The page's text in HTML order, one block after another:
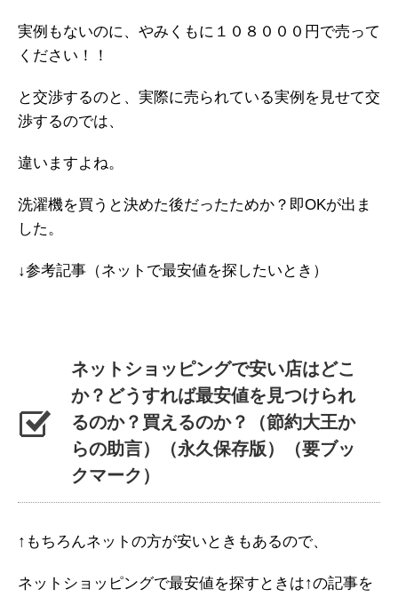
実例もないのに、やみくもに１０８０００円で売って
ください！！
と交渉するのと、実際に売られている実例を見せて交
渉するのでは、
違いますよね。
洗濯機を買うと決めた後だったためか？即OKが出ま
した。
↓参考記事（ネットで最安値を探したいとき）
ネットショッピングで安い店はどこ
か？どうすれば最安値を見つけられ
るのか？買えるのか？（節約大王か
らの助言）（永久保存版）（要ブッ
クマーク）
↑もちろんネットの方が安いときもあるので、
ネットショッピングで最安値を探すときは↑の記事を